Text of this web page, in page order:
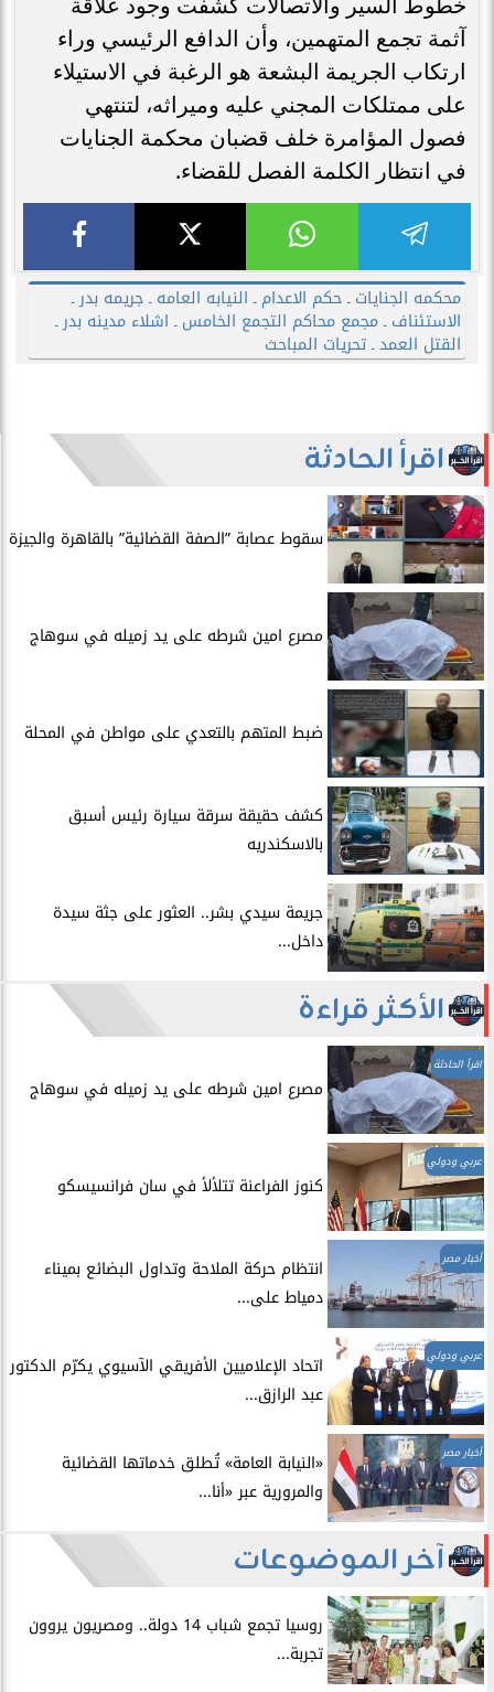
آثمة تجمع المتهمين، وأن الدافع الرئيسي وراء
ارتكاب الجريمة البشعة هو الرغبة في الاستيلاء
على ممتلكات المجني عليه وميراثه، لتنتهي
فصول المؤامرة خلف قضبان محكمة الجنايات
في انتظار الكلمة الفصل للقضاء.
محكمه الجنايات ـ حكم الاعدام ـ النيابه العامه ـ جريمه بدر ـ
الاستئناف ـ مجمع محاكم التجمع الخامس ـ اشلاء مدينه بدر ـ
القتل العمد ـ تحريات المباحث
اقرأ الحادثة
سقوط عصابة ”الصفة القضائية” بالقاهرة والجيزة
مصرع امين شرطه على يد زميله في سوهاج
​ضبط المتهم بالتعدي على مواطن في المحلة
​كشف حقيقة سرقة سيارة رئيس أسبق
بالاسكندريه
​جريمة سيدي بشر.. العثور على جثة سيدة
داخل...
الأكثر قراءة
اقرأ الحادثة
مصرع امين شرطه على يد زميله في سوهاج
عربي ودولي
​كنوز الفراعنة تتلألأ في سان فرانسيسكو
أخبار مصر
انتظام حركة الملاحة وتداول البضائع بميناء
دمياط على...
عربي ودولي
اتحاد الإعلاميين الأفريقي الآسيوي يكرّم الدكتور
عبد الرازق...
أخبار مصر
​«النيابة العامة» تُطلق خدماتها القضائية
والمرورية عبر «أنا...
آخر الموضوعات
روسيا تجمع شباب 14 دولة.. ومصريون يروون
تجربة...